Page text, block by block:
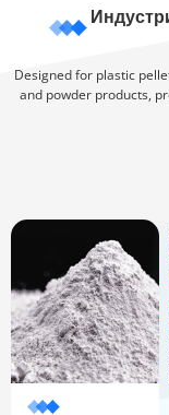
Designed for plastic
and powder products,